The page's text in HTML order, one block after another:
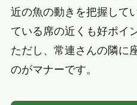
近の魚の動きを把握して
ている席の近くも好ポイ
ただし、常連さんの隣に
のがマナーです。